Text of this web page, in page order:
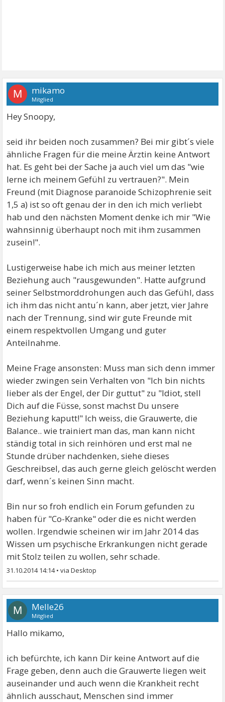
M mikamo
Mitglied
Hey Snoopy,
seid ihr beiden noch zusammen? Bei mir gibt´s viele
ähnliche Fragen für die meine Ärztin keine Antwort
hat. Es geht bei der Sache ja auch viel um das "wie
lerne ich meinem Gefühl zu vertrauen?". Mein
Freund (mit Diagnose paranoide Schizophrenie seit
1,5 a) ist so oft genau der in den ich mich verliebt
hab und den nächsten Moment denke ich mir "Wie
wahnsinnig überhaupt noch mit ihm zusammen
zusein!".
Lustigerweise habe ich mich aus meiner letzten
Beziehung auch "rausgewunden". Hatte aufgrund
seiner Selbstmorddrohungen auch das Gefühl, dass
ich ihm das nicht antu´n kann, aber jetzt, vier Jahre
nach der Trennung, sind wir gute Freunde mit
einem respektvollen Umgang und guter
Anteilnahme.
Meine Frage ansonsten: Muss man sich denn immer
wieder zwingen sein Verhalten von "Ich bin nichts
lieber als der Engel, der Dir guttut" zu "Idiot, stell
Dich auf die Füsse, sonst machst Du unsere
Beziehung kaputt!" Ich weiss, die Grauwerte, die
Balance.. wie trainiert man das, man kann nicht
ständig total in sich reinhören und erst mal ne
Stunde drüber nachdenken, siehe dieses
Geschreibsel, das auch gerne gleich gelöscht werden
darf, wenn´s keinen Sinn macht.
Bin nur so froh endlich ein Forum gefunden zu
haben für "Co-Kranke" oder die es nicht werden
wollen. Irgendwie scheinen wir im Jahr 2014 das
Wissen um psychische Erkrankungen nicht gerade
mit Stolz teilen zu wollen, sehr schade.
31.10.2014 14:14•
M Melle26
Mitglied
Hallo mikamo,
ich befürchte, ich kann Dir keine Antwort auf die
Frage geben, denn auch die Grauwerte liegen weit
auseinander und auch wenn die Krankheit recht
ähnlich ausschaut, Menschen sind immer